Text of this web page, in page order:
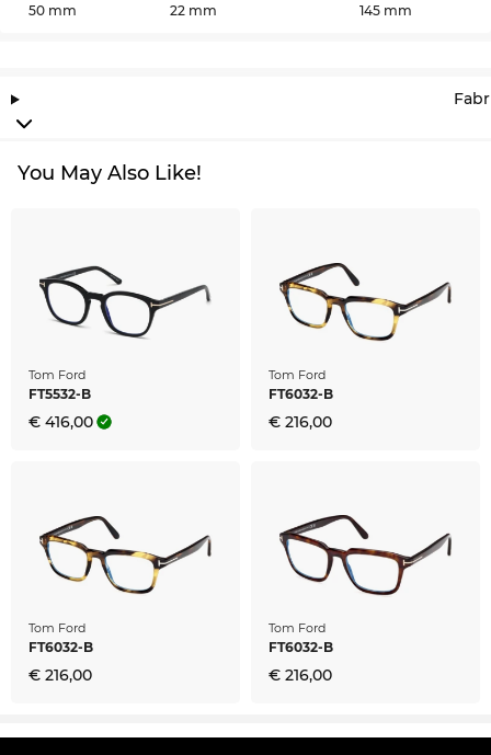
koopjesjageres, krijgt u ook dit topmodel voor een
50 mm 22 mm 145 mm
You May Also Like!
Tom Ford
FT5532-B
€ 416,00
Tom Ford
FT6032-B
€ 216,00
Tom Ford
FT6032-B
€ 216,00
Tom Ford
FT6032-B
€ 216,00